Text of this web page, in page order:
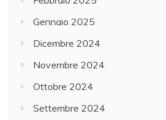
Gennaio 2025
Dicembre 2024
Novembre 2024
Ottobre 2024
Settembre 2024